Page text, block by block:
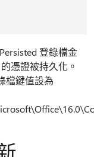
登錄檔金
憑證被持久化。
檔鍵值設為